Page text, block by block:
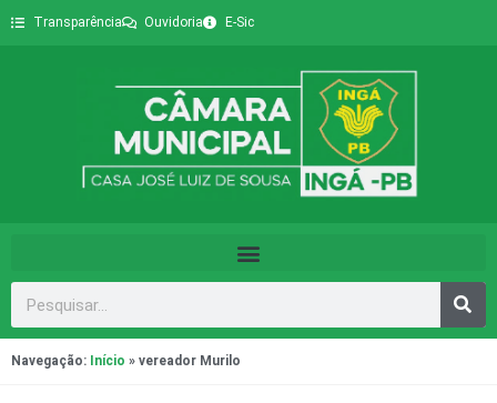
Transparência Ouvidoria E-Sic
Navegação: Início » vereador Murilo